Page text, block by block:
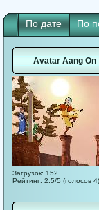
По дате По
Avatar Aang On
Загрузок: 152
Рейтинг: 2.5/5 (голосов 4)